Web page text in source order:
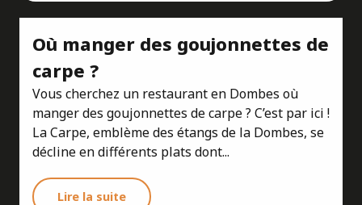
Où manger des goujonnettes de
carpe ?
Vous cherchez un restaurant en Dombes où
manger des goujonnettes de carpe ? C’est par ici !
La Carpe, emblème des étangs de la Dombes, se
décline en différents plats dont...
Lire la suite